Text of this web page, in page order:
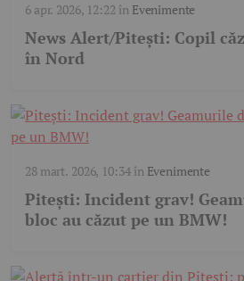
6 apr. 2026, 12:22 în Evenimente
News Alert/Pitești: Copil
în Nord
28 mart. 2026, 10:34în Evenimente
Pitești: Incident grav!
bloc au căzut pe un BMW!